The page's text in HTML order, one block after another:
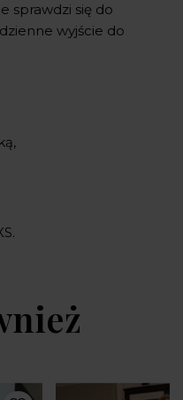
sprawdzi się do
wyjście do